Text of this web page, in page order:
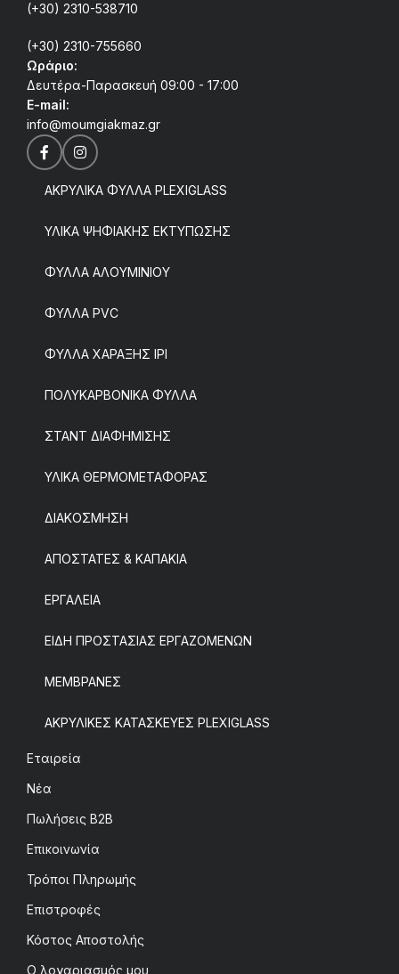
(+30) 2310-538710
(+30) 2310-755660
Ωράριο:
Δευτέρα-Παρασκευή 09:00 - 17:00
E-mail:
info@moumgiakmaz.gr
ΑΚΡΥΛΙΚΑ ΦΥΛΛΑ PLEXIGLASS
ΥΛΙΚΑ ΨΗΦΙΑΚΗΣ ΕΚΤΥΠΩΣΗΣ
ΦΥΛΛΑ ΑΛΟΥΜΙΝΙΟΥ
ΦΥΛΛΑ PVC
ΦΥΛΛΑ ΧΑΡΑΞΗΣ IPI
ΠΟΛΥΚΑΡΒΟΝΙΚΑ ΦΥΛΛΑ
ΣΤΑΝΤ ΔΙΑΦΗΜΙΣΗΣ
ΥΛΙΚΑ ΘΕΡΜΟΜΕΤΑΦΟΡΑΣ
ΔΙΑΚΟΣΜΗΣΗ
ΑΠΟΣΤΑΤΕΣ & ΚΑΠΑΚΙΑ
ΕΡΓΑΛΕΙΑ
ΕΙΔΗ ΠΡΟΣΤΑΣΙΑΣ ΕΡΓΑΖΟΜΕΝΩΝ
ΜΕΜΒΡΑΝΕΣ
ΑΚΡΥΛΙΚΕΣ ΚΑΤΑΣΚΕΥΕΣ PLEXIGLASS
Εταιρεία
Νέα
Πωλήσεις B2B
Επικοινωνία
Τρόποι Πληρωμής
Επιστροφές
Κόστος Αποστολής
Ο λογαριασμός μου